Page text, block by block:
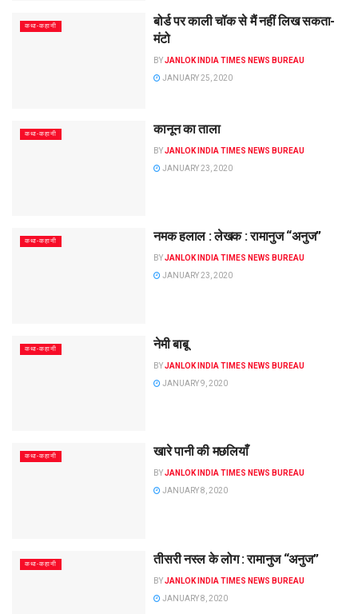
कथा-कहानी
बोर्ड पर काली चॉक से मैं नहीं लिख सकता-
मंटो
BYJANLOK INDIA TIMES NEWS BUREAU
JANUARY 25, 2020
कथा-कहानी कानून का ताला
BYJANLOK INDIA TIMES NEWS BUREAU
JANUARY 23, 2020
कथा-कहानी नमक हलाल : लेखक : रामानुज “अनुज”
BYJANLOK INDIA TIMES NEWS BUREAU
JANUARY 23, 2020
कथा-कहानी नेमी बाबू
BYJANLOK INDIA TIMES NEWS BUREAU
JANUARY 9, 2020
कथा-कहानी खारे पानी की मछलियाँ
BYJANLOK INDIA TIMES NEWS BUREAU
JANUARY 8, 2020
कथा-कहानी तीसरी नस्ल के लोग : रामानुज “अनुज”
BYJANLOK INDIA TIMES NEWS BUREAU
JANUARY 8, 2020